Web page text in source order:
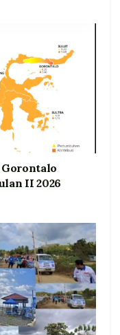
Gorontalo
II 2026